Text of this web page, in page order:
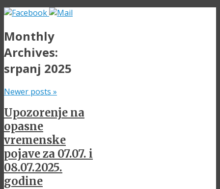
Monthly
Archives:
srpanj 2025
Newer posts »
Upozorenje na
opasne
vremenske
pojave za 07.07. i
08.07.2025.
godine